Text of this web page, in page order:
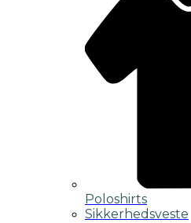
Poloshirts
Sikkerhedsveste